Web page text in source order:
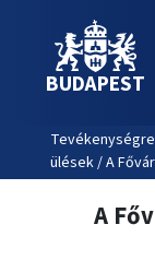
BUDAPEST
ülések / A
A